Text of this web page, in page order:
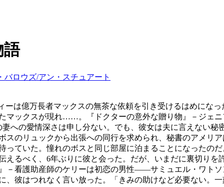
ロウズ/アン・スチュアート
は億万長者マックスの無茶な依頼を引き受けるはめにな
ックスが現れ……。『ドクターの意外な贈り物』－ジェ
への愛情深さは申し分ない。でも、彼女は夫に言えない秘
のリュックから出張への同行を求められ、秘書のアメリ
ていた。憧れのボスと同じ部屋に泊まることになったの
るべく、6年ぶりに彼と会った。だが、いまだに裏切りを
－看護助産師のケリーは初恋の男性――サミュエル・ワト
彼はつれなく言い放った。「きみの助けなど必要ない。一